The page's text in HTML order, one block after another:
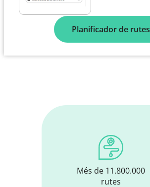
Planificador de rutes
Més de 11.800.000
rutes